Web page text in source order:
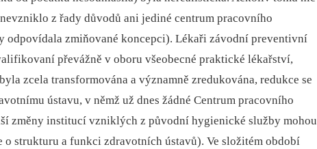
z řady důvodů ani jediné centrum pracovního
odpovídala zmiňované koncepci). Lékaři závodní preventivní
převážně v oboru všeobecné praktické lékařství,
zcela transformována a významně zredukována, redukce se
ústavu, v němž už dnes žádné Centrum pracovního
změny institucí vzniklých z původní hygienické služby mohou
o strukturu a funkci zdravotních ústavů). Ve složitém období